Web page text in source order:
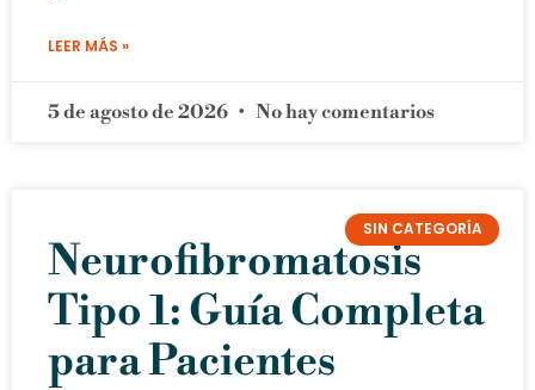
LEER MÁS »
5 de agosto de 2026 No hay comentarios
SIN CATEGORÍA
Neurofibromatosis
Tipo 1: Guía Completa
para Pacientes